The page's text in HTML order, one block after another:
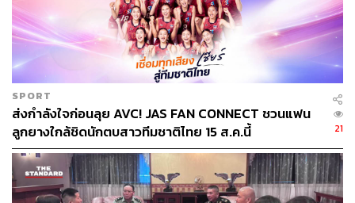
ยิ่งไปกว่านั้น รายงานการส่งออกนำเข้าสินค้าของจีนในเดือน
พฤศจิกายน พบว่ามีการขยายตัวได้อย่างมั่นคง โดยมูลค่านำ
เข้าส่งออกของจีนรวมกันเพิ่มขึ้น 20.5 เปอร์เซ็นต์ คิดเป็น
มูลค่า 3.72 ล้านล้านหยวน และเพิ่มขึ้นจากเดือนตุลาคมที่
17.8 เปอร์เซ็นต์
รายงานระบุว่า ตัวเลขเศรษฐกิจดังกล่าวสะท้อนได้ว่าจีน
สามารถเติบโตได้ตามเป้าที่วางไว้ และมีแนวโน้มจะเป็นไป
ในทางบวกมากขึ้น เพราะได้รับปัจจัยสนับสนุนจากภาครัฐ ที่
ประธานาธิบดีสีจิ้นผิงให้คำมั่นว่าจะมุ่งเน้นการสร้าง
SPORT
ส่งกำลังใจก่อนลุย AVC! JAS FAN CONNECT ชวนแฟน
ลูกยางใกล้ชิดนักตบสาวทีมชาติไทย 15 ส.ค.นี้
21